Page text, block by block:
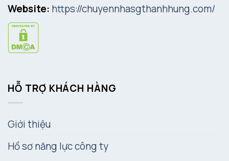
Website: https://chuyennhasgthanhhung.com/
HỖ TRỢ KHÁCH HÀNG
Giới thiệu
Hồ sơ năng lực công ty